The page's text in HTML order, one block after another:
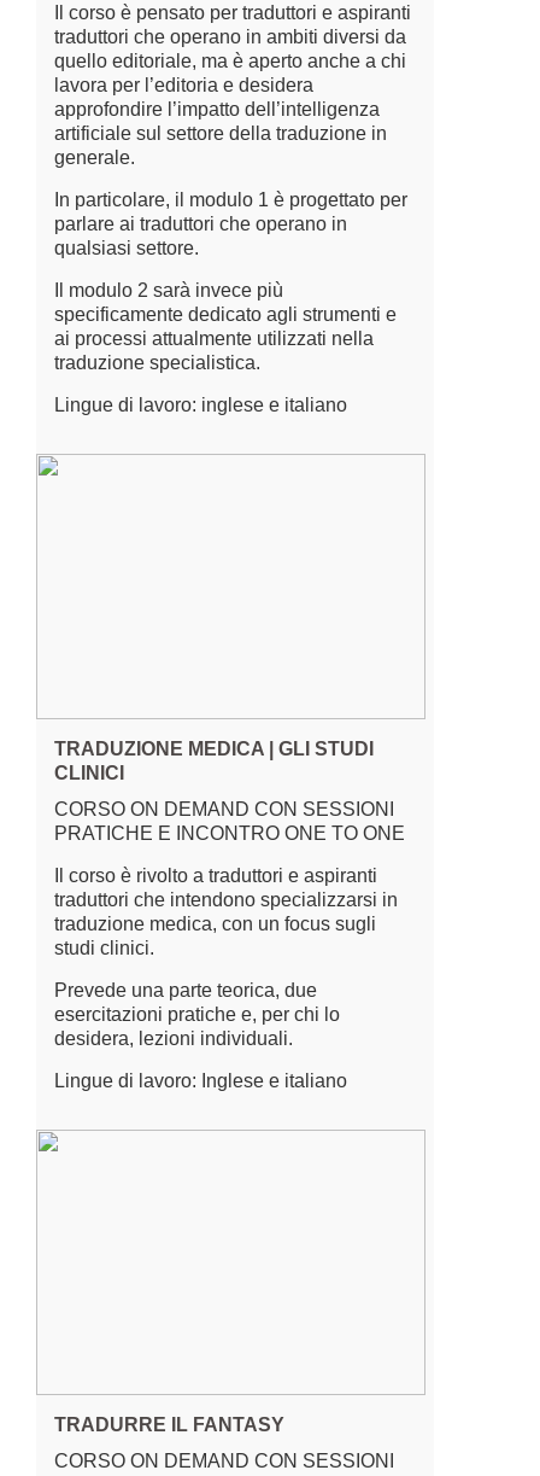
Il corso è pensato per traduttori e aspiranti
traduttori che operano in ambiti diversi da
quello editoriale, ma è aperto anche a chi
lavora per l’editoria e desidera
approfondire l’impatto dell’intelligenza
artificiale sul settore della traduzione in
generale.
In particolare, il modulo 1 è progettato per
parlare ai traduttori che operano in
qualsiasi settore.
Il modulo 2 sarà invece più
specificamente dedicato agli strumenti e
ai processi attualmente utilizzati nella
traduzione specialistica.
Lingue di lavoro: inglese e italiano
TRADUZIONE MEDICA | GLI STUDI
CLINICI
CORSO ON DEMAND CON SESSIONI
PRATICHE E INCONTRO ONE TO ONE
Il corso è rivolto a traduttori e aspiranti
traduttori che intendono specializzarsi in
traduzione medica, con un focus sugli
studi clinici.
Prevede una parte teorica, due
esercitazioni pratiche e, per chi lo
desidera, lezioni individuali.
Lingue di lavoro: Inglese e italiano
TRADURRE IL FANTASY
CORSO ON DEMAND CON SESSIONI